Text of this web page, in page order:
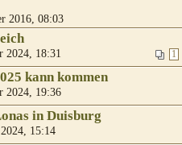
2016, 08:03
1
2024, 18:31
kann kommen
2024, 19:36
in Duisburg
15:14